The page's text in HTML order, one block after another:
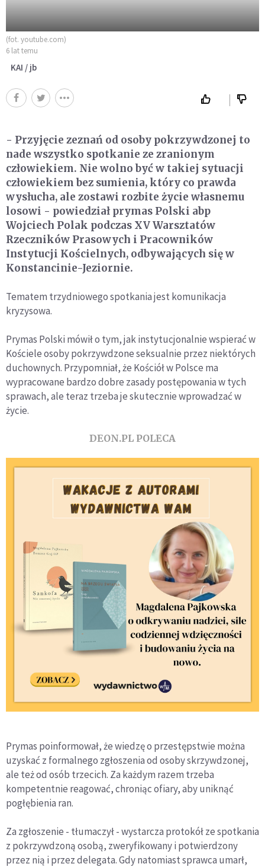
(fot. youtube.com)
6 lat temu
KAI / jb
- Przyjęcie zeznań od osoby pokrzywdzonej to
nade wszystko spotkanie ze zranionym
człowiekiem. Nie wolno być w takiej sytuacji
człowiekiem bez sumienia, który co prawda
wysłucha, ale zostawi rozbite życie własnemu
losowi - powiedział prymas Polski abp
Wojciech Polak podczas XV Warsztatów
Rzeczników Prasowych i Pracowników
Instytucji Kościelnych, odbywających się w
Konstancinie-Jeziornie.
Tematem trzydniowego spotkania jest komunikacja
kryzysowa.
Prymas Polski mówił o tym, jak instytucjonalnie wspierać w
Kościele osoby pokrzywdzone seksualnie przez niektórych
duchownych. Przypomniał, że Kościół w Polsce ma
wypracowane bardzo dobre zasady postępowania w tych
sprawach, ale teraz trzeba je skutecznie wprowadzać w
życie.
DEON.PL POLECA
Prymas poinformował, że wiedzę o przestępstwie można
uzyskać z formalnego zgłoszenia od osoby skrzywdzonej,
ale też od osób trzecich. Za każdym razem trzeba
kompetentnie reagować, chroniąc ofiary, aby uniknąć
pogłębienia ran.
Za zgłoszenie - tłumaczył - wystarcza protokół ze spotkania
z pokrzywdzoną osobą, zweryfikowany i potwierdzony
przez nią i przez delegata. Gdy natomiast sprawca umarł,